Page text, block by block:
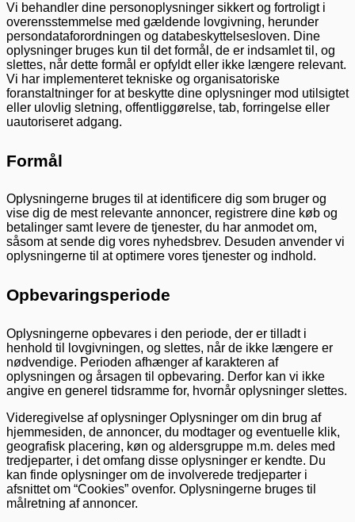
Vi behandler dine personoplysninger sikkert og fortroligt i
overensstemmelse med gældende lovgivning, herunder
persondataforordningen og databeskyttelsesloven. Dine
oplysninger bruges kun til det formål, de er indsamlet til, og
slettes, når dette formål er opfyldt eller ikke længere relevant.
Vi har implementeret tekniske og organisatoriske
foranstaltninger for at beskytte dine oplysninger mod utilsigtet
eller ulovlig sletning, offentliggørelse, tab, forringelse eller
uautoriseret adgang.
Formål
Oplysningerne bruges til at identificere dig som bruger og
vise dig de mest relevante annoncer, registrere dine køb og
betalinger samt levere de tjenester, du har anmodet om,
såsom at sende dig vores nyhedsbrev. Desuden anvender vi
oplysningerne til at optimere vores tjenester og indhold.
Opbevaringsperiode
Oplysningerne opbevares i den periode, der er tilladt i
henhold til lovgivningen, og slettes, når de ikke længere er
nødvendige. Perioden afhænger af karakteren af
oplysningen og årsagen til opbevaring. Derfor kan vi ikke
angive en generel tidsramme for, hvornår oplysninger slettes.
Videregivelse af oplysninger Oplysninger om din brug af
hjemmesiden, de annoncer, du modtager og eventuelle klik,
geografisk placering, køn og aldersgruppe m.m. deles med
tredjeparter, i det omfang disse oplysninger er kendte. Du
kan finde oplysninger om de involverede tredjeparter i
afsnittet om “Cookies” ovenfor. Oplysningerne bruges til
målretning af annoncer.